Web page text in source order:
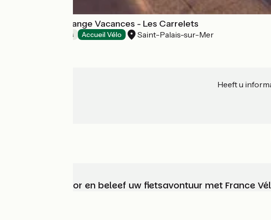
Résidence Lagrange Vacances - Les Carrelets
Holiday residences Accueil Vélo Saint-Palais-sur-Mer
Heeft u
Kies, bereid voor en beleef uw fietsavontuur met France